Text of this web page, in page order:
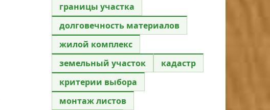
границы участка
долговечность материалов
жилой комплекс
земельный участок
кадастр
критерии выбора
монтаж листов